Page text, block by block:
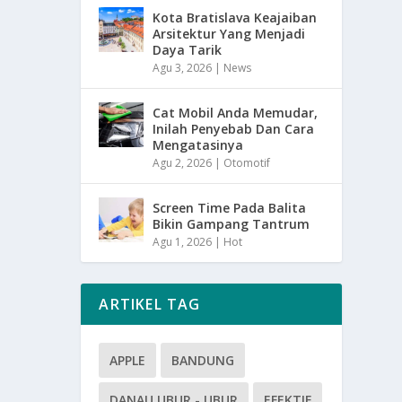
Kota Bratislava Keajaiban
Arsitektur Yang Menjadi
Daya Tarik
Agu 3, 2026 | News
Cat Mobil Anda Memudar,
Inilah Penyebab Dan Cara
Mengatasinya
Agu 2, 2026 | Otomotif
Screen Time Pada Balita
Bikin Gampang Tantrum
Agu 1, 2026 | Hot
ARTIKEL TAG
APPLE BANDUNG